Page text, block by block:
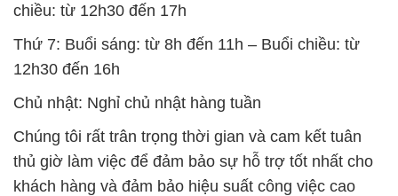
chiều: từ 12h30 đến 17h
Thứ 7: Buổi sáng: từ 8h đến 11h – Buổi chiều: từ
12h30 đến 16h
Chủ nhật: Nghỉ chủ nhật hàng tuần
Chúng tôi rất trân trọng thời gian và cam kết tuân
thủ giờ làm việc để đảm bảo sự hỗ trợ tốt nhất cho
khách hàng và đảm bảo hiệu suất công việc cao